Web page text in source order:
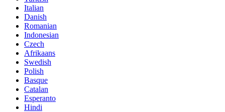
Italian
Danish
Romanian
Indonesian
Czech
Afrikaans
Swedish
Polish
Basque
Catalan
Esperanto
Hindi